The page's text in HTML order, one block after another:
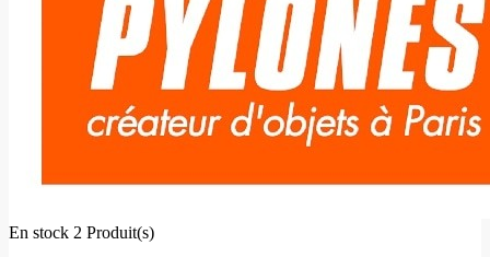
En stock 2 Produit(s)